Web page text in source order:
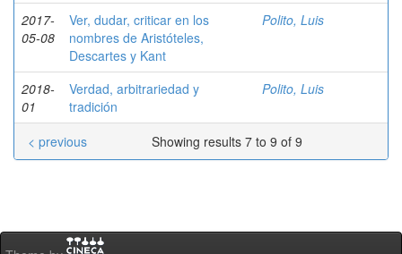
2017-
05-08
Ver, dudar, criticar en los
nombres de Aristóteles,
Descartes y Kant
Polito, Luis
2018-
01
Verdad, arbitrariedad y
tradición
Polito, Luis
Showing results 7 to 9 of 9
< previous